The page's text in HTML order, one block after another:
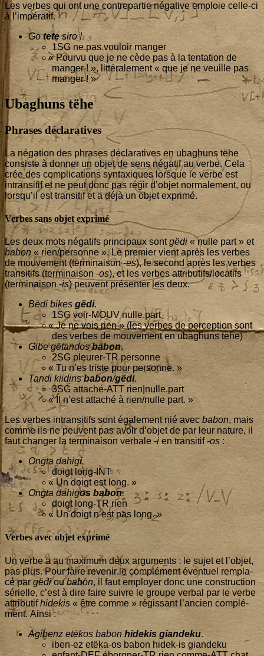
Les verbes qui ont une contre­par­tie néga­tive emploie celle-ci
à l’impératif.
Gotetesiro !
1SG ne.pas.vouloir manger
«Pour­vu que je ne cède pas à la ten­ta­tion de
man­ger ! », lit­té­ra­le­ment « que je ne veuille pas
manger ! »
Ubaghuns tëhe
Phrases déclaratives
La néga­tion des phrases décla­ra­tives en ubag­huns tëhe
consiste à don­ner un objet de sens néga­tif au verbe. Cela
crée des com­pli­ca­tions syn­taxiques lorsque le verbe est
intran­si­tif et ne peut donc pas régir d’ob­jet nor­ma­le­ment, ou
lors­qu’il est tran­si­tif et a déjà un objet exprimé.
Verbes sans objet exprimé
Les deux mots néga­tifs prin­ci­paux sontgëdi « nulle part » et
babon « rien/personne ». Le pre­mier vient après les verbes
de mou­ve­ment (ter­mi­nai­son -es), le second après les verbes
tran­si­tifs (ter­mi­nai­son -os), et les verbes attributifs/locatifs
(ter­mi­nai­son -is) peuvent pré­sen­ter les deux.
Bëdi bikes gëdi.
1SG voir-MOUV nulle.part
«Je ne vois rien » (les verbes de per­cep­tion sont
des verbes de mou­ve­ment en ubag­huns tëhe)
Gibe gëtan­dosbabon.
2SG pleu­rer-TR personne
«Tu n’es triste pour personne. »
Tan­di kii­dinsbabon/gëdi.
3SG atta­ché-ATT rien|nulle.part
«Il n’est atta­ché à rien/nulle part. »
Les verbes intran­si­tifs sont éga­le­ment nié avec babon, mais
comme ils ne peuvent pas avoir d’ob­jet de par leur nature, il
faut chan­ger la ter­mi­nai­son ver­bale -i en tran­si­tif -os :
Ong­ta dahigi.
doigt long-INT
«Un doigt est long. »
Ong­ta dahigos babon.
doigt long-TR rien
«Un doigt n’est pas long. »
Verbes avec objet exprimé
Un verbe a au maxi­mum deux argu­ments : le sujet et l’ob­jet,
pas plus. Pour faire reve­nir le com­plé­ment éven­tuel rem­pla­
cé pargëdioubabon, il faut employer donc une construc­tion
sérielle, c’est à dire faire suivre le groupe ver­bal par le verbe
attri­bu­tifhide­kis « être comme » régis­sant l’an­cien com­plé­
ment. Ainsi :
Agi­benz etë­kos babonhide­kis gian­de­ku.
iben-ez etë­ka-os babon hidek-is giandeku